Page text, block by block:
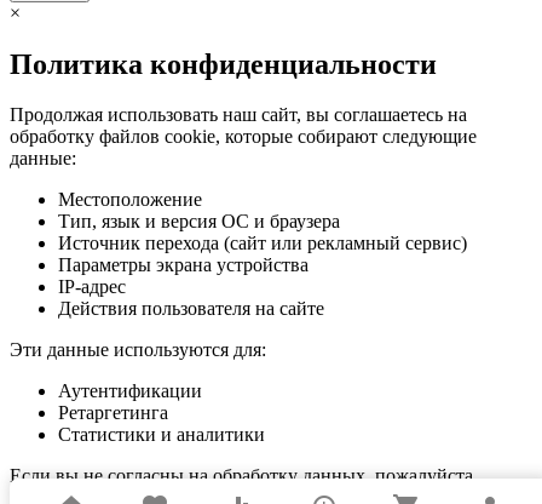
×
Политика конфиденциальности
Продолжая использовать наш сайт, вы соглашаетесь на
обработку файлов cookie, которые собирают следующие
данные:
Местоположение
Тип, язык и версия ОС и браузера
Источник перехода (сайт или рекламный сервис)
Параметры экрана устройства
IP-адрес
Действия пользователя на сайте
Эти данные используются для:
Аутентификации
Ретаргетинга
Статистики и аналитики
Если вы не согласны на обработку данных, пожалуйста,
покиньте сайт.